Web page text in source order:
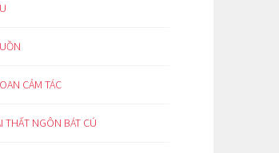
CẢM TÁC
THẤT NGÔN BÁT CÚ